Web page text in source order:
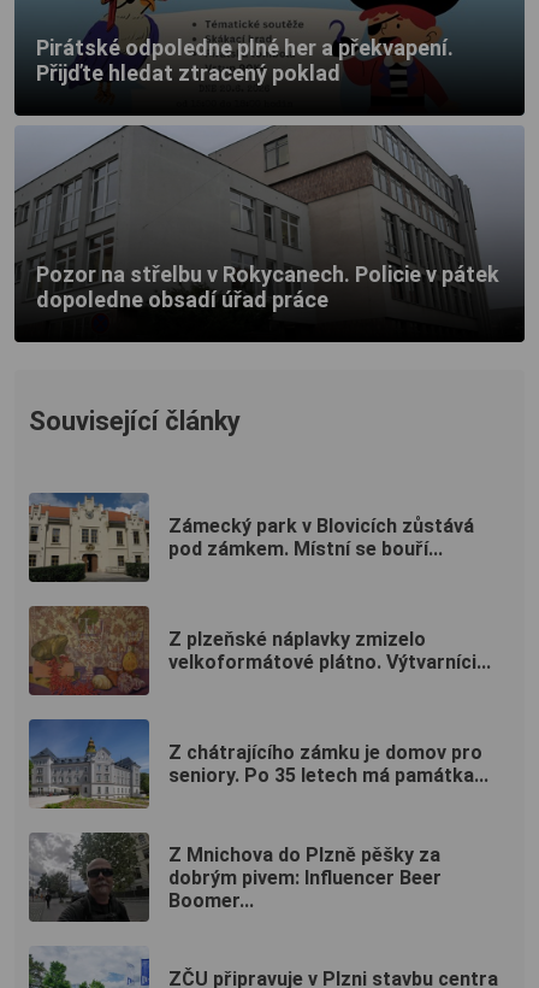
Pirátské odpoledne plné her a překvapení.
Přijďte hledat ztracený poklad
Pozor na střelbu v Rokycanech. Policie v pátek
dopoledne obsadí úřad práce
Související články
Zámecký park v Blovicích zůstává
pod zámkem. Místní se bouří...
Z plzeňské náplavky zmizelo
velkoformátové plátno. Výtvarníci...
Z chátrajícího zámku je domov pro
seniory. Po 35 letech má památka...
Z Mnichova do Plzně pěšky za
dobrým pivem: Influencer Beer
Boomer...
ZČU připravuje v Plzni stavbu centra